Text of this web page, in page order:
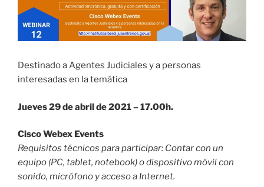
Destinado a Agentes Judiciales y a personas
interesadas en la temática
Jueves 29 de abril de 2021 – 17.00h.
Cisco Webex Events
Requisitos técnicos para participar: Contar con un
equipo (PC, tablet, notebook) o dispositivo móvil con
sonido, micrófono y acceso a Internet.